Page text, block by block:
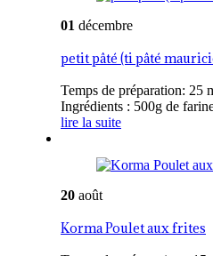
01 décembre
petit pâté (ti pâté
Temps de préparation:
Ingrédients : 500g de
lire la suite
20 août
Korma Poulet aux frites